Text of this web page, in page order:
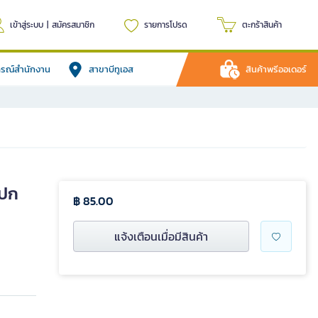
เข้าสู่ระบบ | สมัครสมาชิก รายการโปรด ตะกร้าสินค้า
รณ์สำนักงาน สาขาบีทูเอส สินค้าพรีออเดอร์
ก
฿ 85.00
แจ้งเตือนเมื่อมีสินค้า